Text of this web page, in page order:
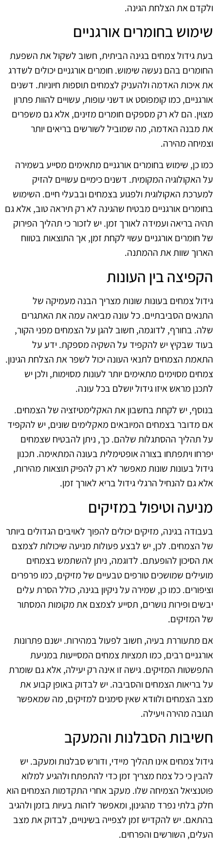
ולקדם את הצלחת הגינה.
שימוש בחומרים אורגניים
בעת גידול צמחים בגינה הביתית, חשוב לשקול את השפעת
החומרים בהם נעשה שימוש. חומרים אורגניים יכולים לשדרג
את איכות האדמה ולהעניק לצמחים תוספות חיוניות. דשנים
אורגניים, כמו קומפוסט או דשני עופות, עשויים להוות פתרון
מצוין. הם לא רק מספקים חומרים מזינים, אלא גם משפרים
את מבנה האדמה, מה שמוביל לשורשים בריאים יותר
וצמיחה מהירה.
כמו כן, שימוש בחומרים אורגניים מתאימים מסייע בשמירה
על האקולוגיה המקומית. דשנים כימיים עשויים להזיק
למערכת האקולוגית ולפגוע בצמחים ובבעלי חיים. השימוש
בחומרים אורגניים מבטיח שהגינה לא רק תיראה טוב, אלא גם
תהיה בריאה ועמידה לאורך זמן. יש לזכור כי תהליך הפירוק
של חומרים אורגניים עשוי לקחת זמן, אך התוצאות בטווח
הארוך שוות את ההמתנה.
הקפיצה בין העונות
גידול צמחים בעונות שונות מצריך הבנה מעמיקה של
התנאים הסביבתיים. כל עונה מביאה עמה את האתגרים
שלה. בחורף, לדוגמה, חשוב להגן על הצמחים מפני הקור,
בעוד שבקיץ יש להקפיד על השקיה מספקת. ידע על
התאמת הצמחים לתנאי העונה יכול לשפר את הצלחת הגינון.
צמחים מסוימים מתאימים יותר לעונות מסוימות, ולכן יש
לתכנן מראש איזו גידול יושלם בכל עונה.
בנוסף, יש לקחת בחשבון את האקלימטיזציה של הצמחים.
אם מדובר בצמחים המיובאים מאקלימים שונים, יש להקפיד
על תהליך ההסתגלות שלהם. כך, ניתן להבטיח שצמחים
יפרחו ויתפתחו בצורה אופטימלית בעונה המתאימה. תכנון
גידול בעונות שונות מאפשר לא רק להפיק תוצאות מהירות,
אלא גם להנחיל הרגלי גידול בריא לאורך זמן.
מניעה וטיפול במזיקים
בעבודה בגינה, מזיקים יכולים להפוך לאויבים הגדולים ביותר
של הצמחים. לכן, יש לבצע פעולות מניעה שיכולות לצמצם
את הסיכון להופעתם. לדוגמה, ניתן להשתמש בצמחים
מועילים שמושכים טורפים טבעיים של מזיקים, כמו פרפרים
וציפורים. כמו כן, שמירה על ניקיון בגינה, כולל הסרת עלים
יבשים ופירות נושרים, תסייע לצמצם את מקומות המסתור
של המזיקים.
אם מתעוררת בעיה, חשוב לפעול במהירות. ישנם פתרונות
אורגניים רבים, כמו תמציות צמחים המסייעות במניעת
התפשטות המזיקים. גישה זו אינה רק יעילה, אלא גם שומרת
על בריאות הצמחים והסביבה. יש לבדוק באופן קבוע את
מצב הצמחים ולוודא שאין סימנים למזיקים, מה שמאפשר
תגובה מהירה ויעילה.
חשיבות הסבלנות והמעקב
גידול צמחים אינו תהליך מיידי, ודורש סבלנות ומעקב. יש
להבין כי כל צמח מצריך זמן כדי להתפתח ולהגיע למלוא
פוטנציאל הצמיחה שלו. מעקב אחרי התקדמות הצמחים הוא
חלק בלתי נפרד מהגינון, ומאפשר לזהות בעיות בזמן ולהגיב
בהתאם. יש להקדיש זמן לצפייה בשינויים, לבדוק את מצב
העלים, השורשים והפרחים.